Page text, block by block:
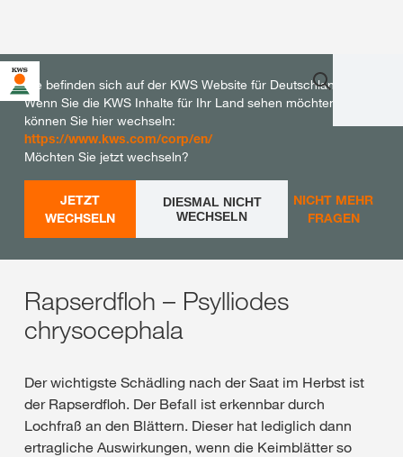
Sie befinden sich auf der KWS Website für Deutschland.
Wenn Sie die KWS Inhalte für Ihr Land sehen möchten,
können Sie hier wechseln:
https://www.kws.com/corp/en/
Möchten Sie jetzt wechseln?
JETZT
WECHSELN
DIESMAL NICHT
WECHSELN
NICHT MEHR
FRAGEN
Rapserdfloh – Psylliodes
chrysocephala
Der wichtigste Schädling nach der Saat im Herbst ist
der Rapserdfloh. Der Befall ist erkennbar durch
Lochfraß an den Blättern. Dieser hat lediglich dann
ertragliche Auswirkungen, wenn die Keimblätter so